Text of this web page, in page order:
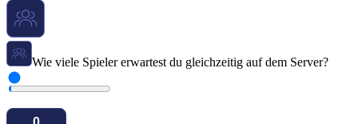
Wie viele Spieler erwartest du gleichzeitig auf dem Server?